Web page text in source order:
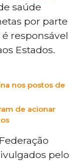
saúde
por parte
responsável
Estados.
nos postos de
de acionar
pelo